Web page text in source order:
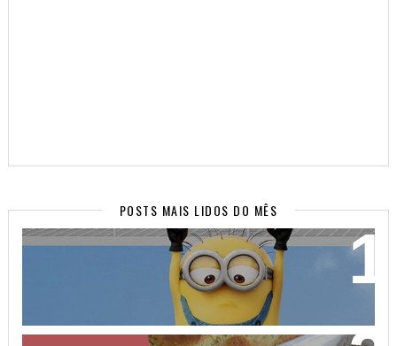
POSTS MAIS LIDOS DO MÊS
WALLPAPERS SUPER FOFOS PARA SEU CELULAR!